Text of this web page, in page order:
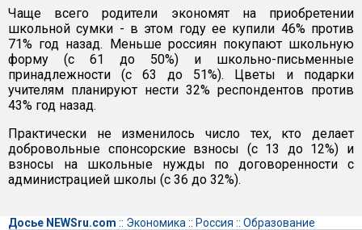
Чаще всего родители экономят на приобретении
школьной сумки - в этом году ее купили 46% против
71% год назад. Меньше россиян покупают школьную
форму (с 61 до 50%) и школьно-письменные
принадлежности (с 63 до 51%). Цветы и подарки
учителям планируют нести 32% респондентов против
43% год назад.
Практически не изменилось число тех, кто делает
добровольные спонсорские взносы (с 13 до 12%) и
взносы на школьные нужды по договоренности с
администрацией школы (с 36 до 32%).
Досье NEWSru.com :: Экономика :: Россия :: Образование